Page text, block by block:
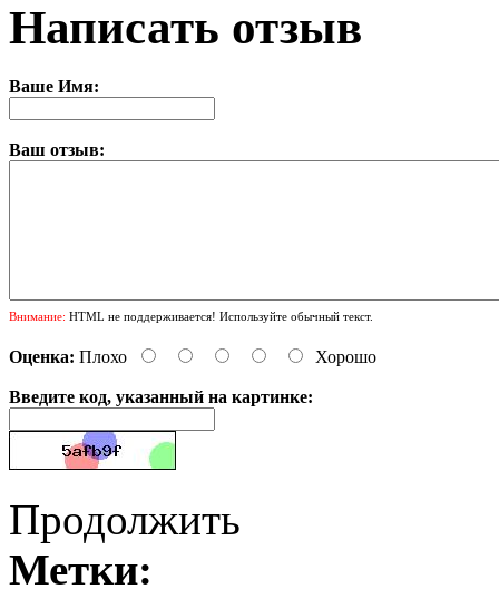
Написать отзыв
Ваше Имя:
Ваш отзыв:
Внимание: HTML не поддерживается! Используйте обычный текст.
Оценка: Плохо Хорошо
Введите код, указанный на картинке:
Продолжить
Метки: